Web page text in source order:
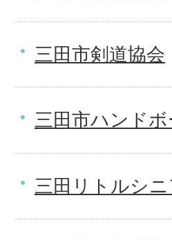
三田市剣道協会
三田市ハンド
三田リトルシ